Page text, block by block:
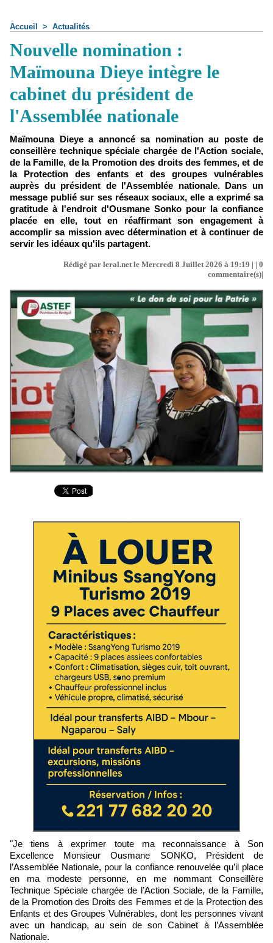
Accueil > Actualités
Nouvelle nomination :
Maïmouna Dieye intègre le
cabinet du président de
l'Assemblée nationale
Maïmouna Dieye a annoncé sa nomination au poste de
conseillère technique spéciale chargée de l'Action sociale,
de la Famille, de la Promotion des droits des femmes, et de
la Protection des enfants et des groupes vulnérables
auprès du président de l'Assemblée nationale. Dans un
message publié sur ses réseaux sociaux, elle a exprimé sa
gratitude à l'endroit d'Ousmane Sonko pour la confiance
placée en elle, tout en réaffirmant son engagement à
accomplir sa mission avec détermination et à continuer de
servir les idéaux qu'ils partagent.
Rédigé par leral.net le Mercredi 8 Juillet 2026 à 19:19 | | 0
commentaire(s)|
"Je tiens à exprimer toute ma reconnaissance à Son
Excellence Monsieur Ousmane SONKO, Président de
l’Assemblée Nationale, pour la confiance renouvelée qu’il place
en ma modeste personne, en me nommant Conseillère
Technique Spéciale chargée de l’Action Sociale, de la Famille,
de la Promotion des Droits des Femmes et de la Protection des
Enfants et des Groupes Vulnérables, dont les personnes vivant
avec un handicap, au sein de son Cabinet à l’Assemblée
Nationale.